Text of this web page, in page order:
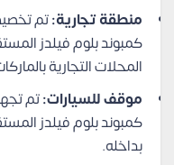
منطقة تجارية:تم
كمبوند بلوم فيلدز
المحلات التجارية
موقف للسيارات:تم
كمبوند بلوم فيلدز
بداخله.